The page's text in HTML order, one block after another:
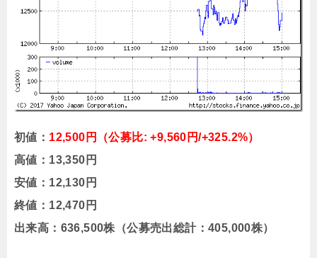
初値： 12,500円（公募比: +9,560円/+325.2%）
高値：13,350円
安値：12,130円
終値：12,470円
出来高：636,500株（公募売出総計：405,000株）